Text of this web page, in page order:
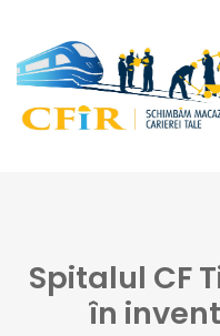
Spitalul CF
în